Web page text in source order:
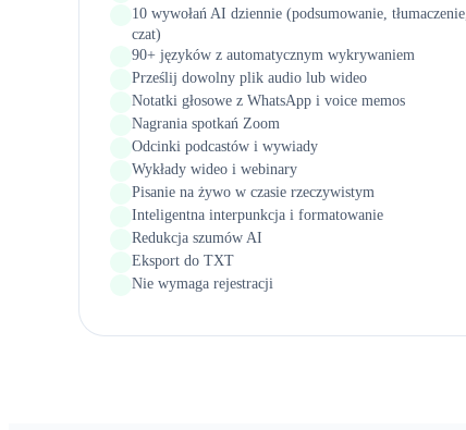
10 wywołań AI dziennie (podsumowanie, tłumaczenie,
czat)
90+ języków z automatycznym wykrywaniem
Prześlij dowolny plik audio lub wideo
Notatki głosowe z WhatsApp i voice memos
Nagrania spotkań Zoom
Odcinki podcastów i wywiady
Wykłady wideo i webinary
Pisanie na żywo w czasie rzeczywistym
Inteligentna interpunkcja i formatowanie
Redukcja szumów AI
Eksport do TXT
Nie wymaga rejestracji